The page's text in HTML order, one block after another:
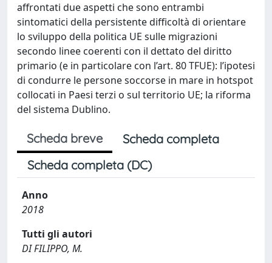
affrontati due aspetti che sono entrambi
sintomatici della persistente difficoltà di orientare
lo sviluppo della politica UE sulle migrazioni
secondo linee coerenti con il dettato del diritto
primario (e in particolare con l’art. 80 TFUE): l’ipotesi
di condurre le persone soccorse in mare in hotspot
collocati in Paesi terzi o sul territorio UE; la riforma
del sistema Dublino.
Scheda breve
Scheda completa
Scheda completa (DC)
Anno
2018
Tutti gli autori
DI FILIPPO, M.